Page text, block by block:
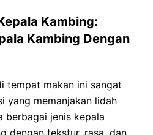
Kambing:
Kambing Dengan
tempat makan ini sangat
yang memanjakan lidah
berbagai jenis kepala
dengan tekstur, rasa, dan